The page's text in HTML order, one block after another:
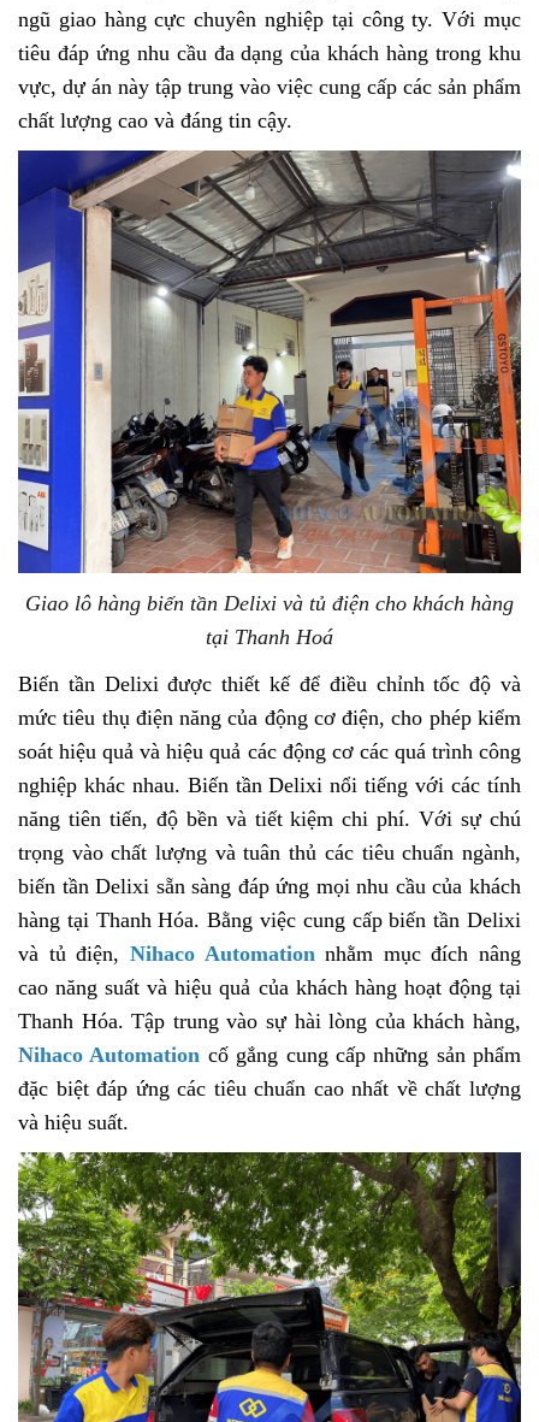
ngũ giao hàng cực chuyên nghiệp tại công ty. Với mục
tiêu đáp ứng nhu cầu đa dạng của khách hàng trong khu
vực, dự án này tập trung vào việc cung cấp các sản phẩm
chất lượng cao và đáng tin cậy.
Giao lô hàng biến tần Delixi và tủ điện cho khách hàng
tại Thanh Hoá
Biến tần Delixi được thiết kế để điều chỉnh tốc độ và
mức tiêu thụ điện năng của động cơ điện, cho phép kiểm
soát hiệu quả và hiệu quả các động cơ các quá trình công
nghiệp khác nhau. Biến tần Delixi nổi tiếng với các tính
năng tiên tiến, độ bền và tiết kiệm chi phí. Với sự chú
trọng vào chất lượng và tuân thủ các tiêu chuẩn ngành,
biến tần Delixi sẵn sàng đáp ứng mọi nhu cầu của khách
hàng tại Thanh Hóa. Bằng việc cung cấp biến tần Delixi
và tủ điện, Nihaco Automation nhằm mục đích nâng
cao năng suất và hiệu quả của khách hàng hoạt động tại
Thanh Hóa. Tập trung vào sự hài lòng của khách hàng,
Nihaco Automation cố gắng cung cấp những sản phẩm
đặc biệt đáp ứng các tiêu chuẩn cao nhất về chất lượng
và hiệu suất.